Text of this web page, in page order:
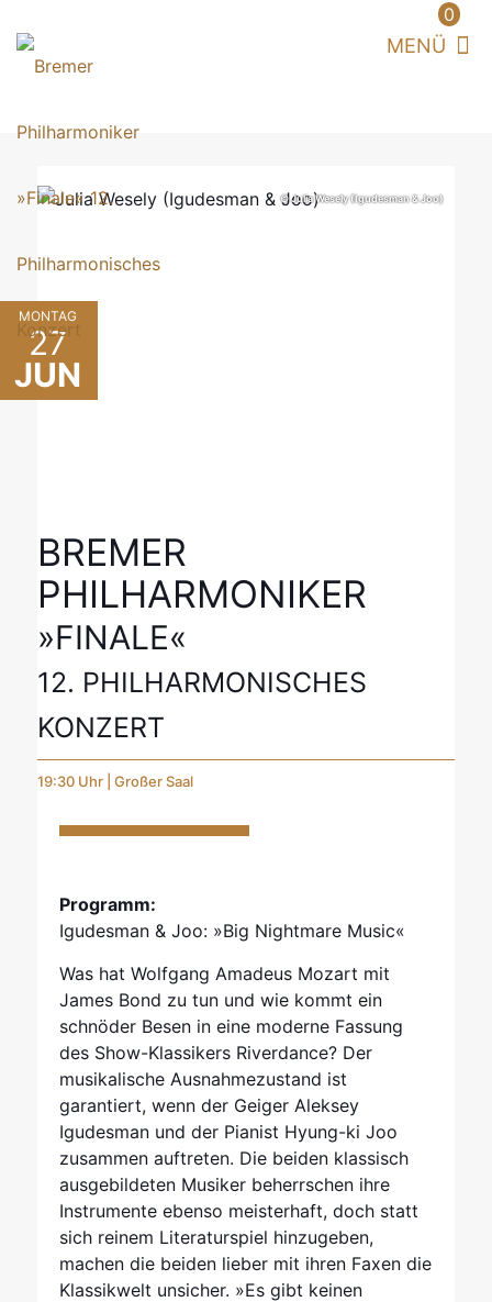
0
MONTAG
27
JUN
© Julia Wesely (Igudesman & Joo)
BREMER
PHILHARMONIKER
»FINALE«
12. PHILHARMONISCHES
KONZERT
19:30 Uhr | Großer Saal
Programm:
Igudesman & Joo: »Big Nightmare Music«
Was hat Wolfgang Amadeus Mozart mit
James Bond zu tun und wie kommt ein
schnöder Besen in eine moderne Fassung
des Show-Klassikers Riverdance? Der
musikalische Ausnahmezustand ist
garantiert, wenn der Geiger Aleksey
Igudesman und der Pianist Hyung-ki Joo
zusammen auftreten. Die beiden klassisch
ausgebildeten Musiker beherrschen ihre
Instrumente ebenso meisterhaft, doch statt
sich reinem Literaturspiel hinzugeben,
machen die beiden lieber mit ihren Faxen die
Klassikwelt unsicher. »Es gibt keinen